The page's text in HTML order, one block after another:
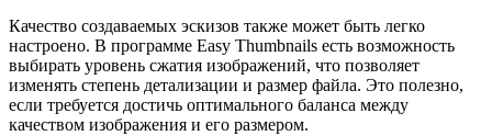
Качество создаваемых эскизов также может быть легко
настроено. В программе Easy Thumbnails есть возможность
выбирать уровень сжатия изображений, что позволяет
изменять степень детализации и размер файла. Это полезно,
если требуется достичь оптимального баланса между
качеством изображения и его размером.